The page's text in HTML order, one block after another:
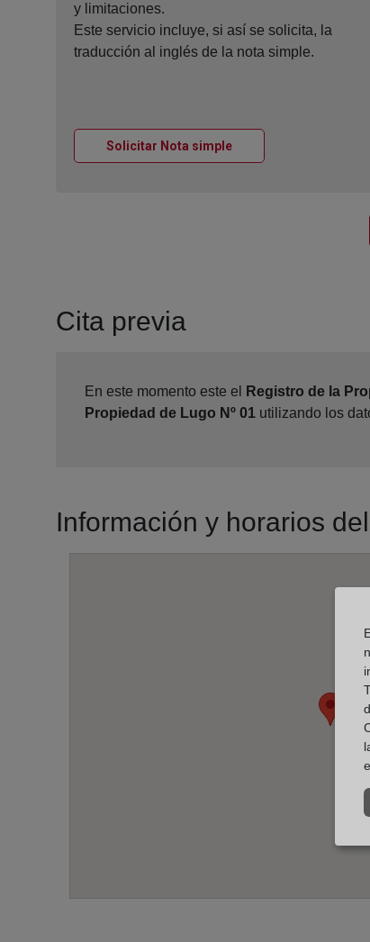
y limitaciones.
Este servicio incluye, si así se solicita, la
traducción al inglés de la nota simple.
Solicitar Nota simpleVentana nueva
Cita previa
En este momento este el Registro de la
Propiedad de Lugo Nº 01 utilizando los
Información y horarios